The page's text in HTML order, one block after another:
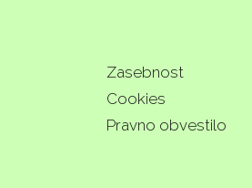
Zasebnost
Cookies
Pravno obvestilo